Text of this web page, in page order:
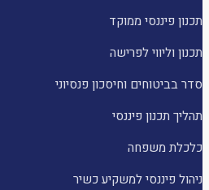
תכנון פיננסי ממוקד
תכנון וליווי לפרישה
סדר בביטוחים וחיסכון פנסיוני
תהליך תכנון פיננסי
כלכלת משפחה
ניהול פיננסי למשקיע כשיר